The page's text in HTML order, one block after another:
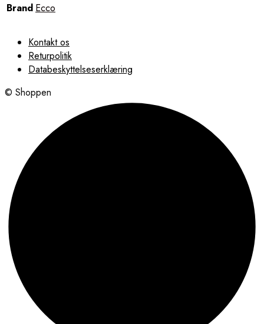
Brand Ecco
Kontakt os
Returpolitik
Databeskyttelseserklæring
© Shoppen